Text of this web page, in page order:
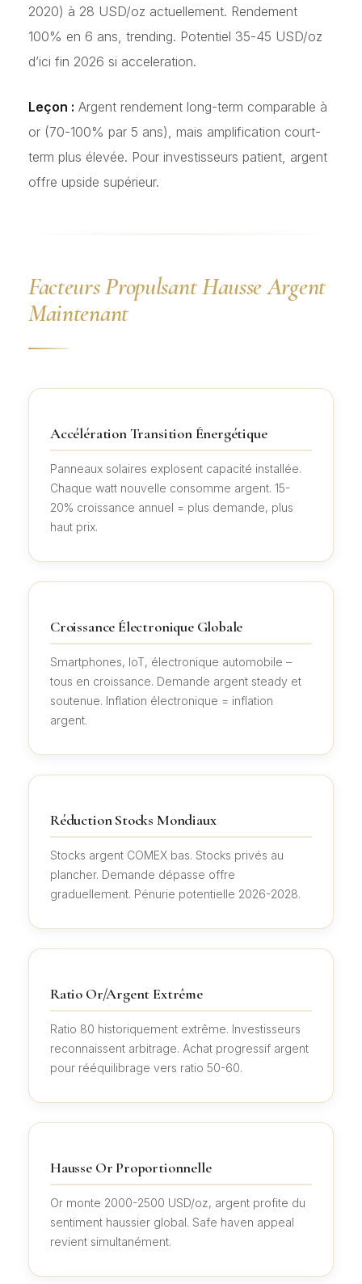
2020) à 28 USD/oz actuellement. Rendement
100% en 6 ans, trending. Potentiel 35-45 USD/oz
d’ici fin 2026 si acceleration.
Leçon : Argent rendement long-term comparable à
or (70-100% par 5 ans), mais amplification court-
term plus élevée. Pour investisseurs patient, argent
offre upside supérieur.
Facteurs Propulsant Hausse Argent
Maintenant
Accélération Transition Énergétique
Panneaux solaires explosent capacité installée.
Chaque watt nouvelle consomme argent. 15-
20% croissance annuel = plus demande, plus
haut prix.
Croissance Électronique Globale
Smartphones, IoT, électronique automobile –
tous en croissance. Demande argent steady et
soutenue. Inflation électronique = inflation
argent.
Réduction Stocks Mondiaux
Stocks argent COMEX bas. Stocks privés au
plancher. Demande dépasse offre
graduellement. Pénurie potentielle 2026-2028.
Ratio Or/Argent Extrême
Ratio 80 historiquement extrême. Investisseurs
reconnaissent arbitrage. Achat progressif argent
pour rééquilibrage vers ratio 50-60.
Hausse Or Proportionnelle
Or monte 2000-2500 USD/oz, argent profite du
sentiment haussier global. Safe haven appeal
revient simultanément.